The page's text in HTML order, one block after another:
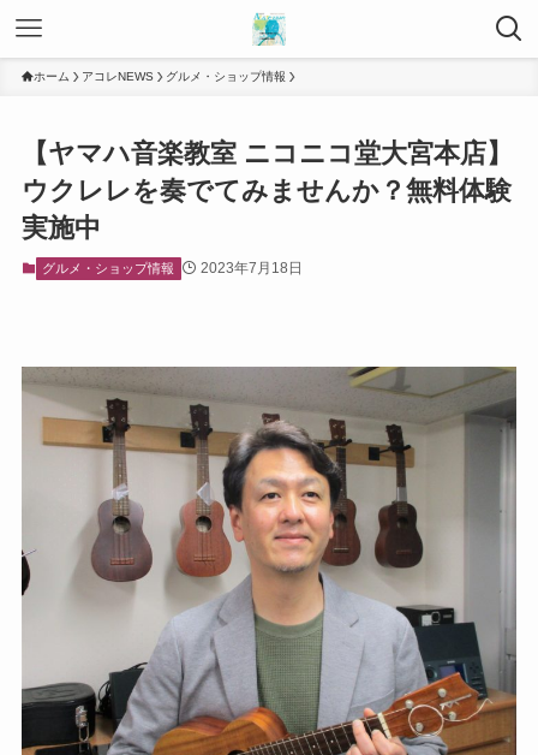
ホーム アコレNEWS グルメ・ショップ情報
【ヤマハ音楽教室 ニコニコ堂大宮本店】
ウクレレを奏でてみませんか？無料体験
実施中
グルメ・ショップ情報 2023年7月18日